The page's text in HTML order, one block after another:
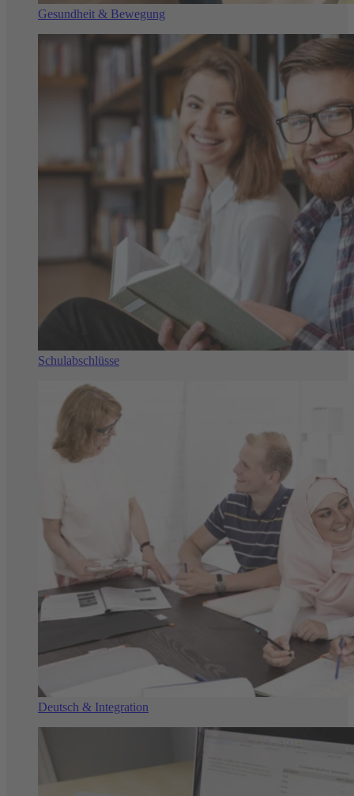
Gesundheit & Bewegung
Schulabschlüsse
Deutsch & Integration